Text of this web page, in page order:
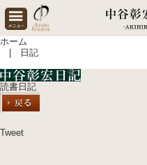
ホーム
| 日記
読書日記
Tweet